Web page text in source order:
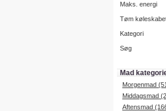
Maks. energi
Tøm
Kategori
Søg
Mad
Morgenmad
Middagsmad
Aftensmad